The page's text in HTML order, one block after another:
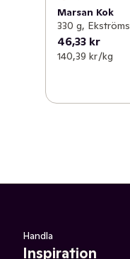
Marsan Kok
330 g, Ekströms
46,33 kr
140,39 kr /kg
Handla
Inspiration